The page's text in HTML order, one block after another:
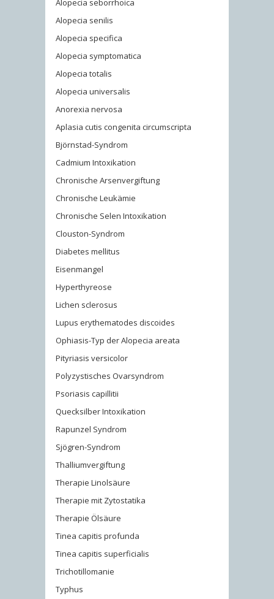
Alopecia seborrhoica
Alopecia senilis
Alopecia specifica
Alopecia symptomatica
Alopecia totalis
Alopecia universalis
Anorexia nervosa
Aplasia cutis congenita circumscripta
Björnstad-Syndrom
Cadmium Intoxikation
Chronische Arsenvergiftung
Chronische Leukämie
Chronische Selen Intoxikation
Clouston-Syndrom
Diabetes mellitus
Eisenmangel
Hyperthyreose
Lichen sclerosus
Lupus erythematodes discoides
Ophiasis-Typ der Alopecia areata
Pityriasis versicolor
Polyzystisches Ovarsyndrom
Psoriasis capillitii
Quecksilber Intoxikation
Rapunzel Syndrom
Sjögren-Syndrom
Thalliumvergiftung
Therapie Linolsäure
Therapie mit Zytostatika
Therapie Ölsäure
Tinea capitis profunda
Tinea capitis superficialis
Trichotillomanie
Typhus